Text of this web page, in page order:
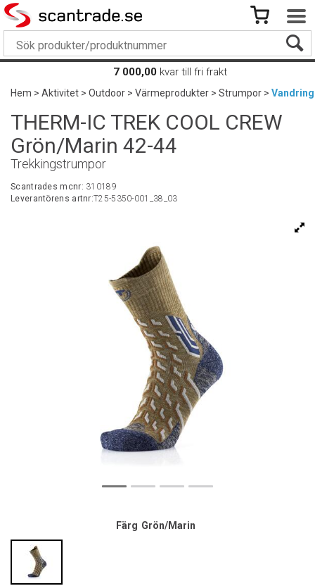
7 000,00 kvar till fri frakt
Hem>Aktivitet>Outdoor>Värmeprodukter>Strumpor>Vandring
THERM-IC TREK COOL CREW
Grön/Marin 42-44
Trekkingstrumpor
Scantrades mcnr: 310189
Leverantörens artnr:T25-5350-001_38_03
Färg Grön/Marin